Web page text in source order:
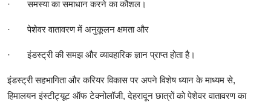
· समस्या का समाधान करने का कौशल।
· पेशेवर वातावरण में अनुकूलन क्षमता और
· इंडस्ट्री की समझ और व्यावहारिक ज्ञान प्राप्त होता है।
इंडस्ट्री सहभागिता और करियर विकास पर अपने विशेष ध्यान के माध्यम से,
हिमालयन इंस्टीट्यूट ऑफ टेक्नोलॉजी, देहरादून छात्रों को पेशेवर वातावरण का